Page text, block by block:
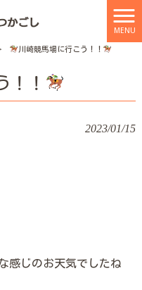
MENU
川崎競馬場に行こう！！
！！
2023/01/15
感じのお天気でしたね